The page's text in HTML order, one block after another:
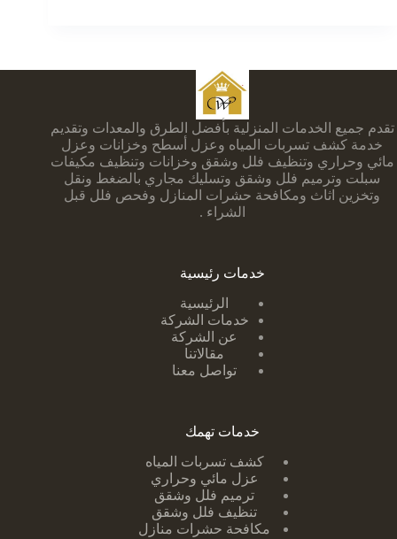
تقدم جميع الخدمات المنزلية بأفضل الطرق والمعدات وتقديم
خدمة كشف تسربات المياه وعزل أسطح وخزانات وعزل
مائي وحراري وتنظيف فلل وشقق وخزانات وتنظيف مكيفات
سبلت وترميم فلل وشقق وتسليك مجاري بالضغط ونقل
وتخزين اثاث ومكافحة حشرات المنازل وفحص فلل قبل
الشراء .
خدمات رئيسية
الرئيسية
خدمات الشركة
عن الشركة
مقالاتنا
تواصل معنا
خدمات تهمك
كشف تسربات ا لمياه
عزل مائي وحراري
ترميم فلل وشقق
تنظيف فلل وشقق
مكافحة حشرات منازل